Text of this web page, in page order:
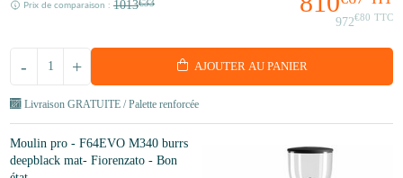
972€80 TTC
Prix de comparaison : 1013€33
+
- AJOUTER AU PANIER
Livraison GRATUITE / Palette renforcée
Moulin pro - F64EVO M340 burrs
deepblack mat- Fiorenzato - Bon